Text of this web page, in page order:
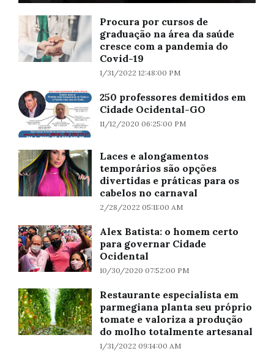
Procura por cursos de
graduação na área da saúde
cresce com a pandemia do
Covid-19
1/31/2022 12:48:00 PM
250 professores demitidos em
Cidade Ocidental-GO
11/12/2020 06:25:00 PM
Laces e alongamentos
temporários são opções
divertidas e práticas para os
cabelos no carnaval
2/28/2022 05:11:00 AM
Alex Batista: o homem certo
para governar Cidade
Ocidental
10/30/2020 07:52:00 PM
Restaurante especialista em
parmegiana planta seu próprio
tomate e valoriza a produção
do molho totalmente artesanal
1/31/2022 09:14:00 AM